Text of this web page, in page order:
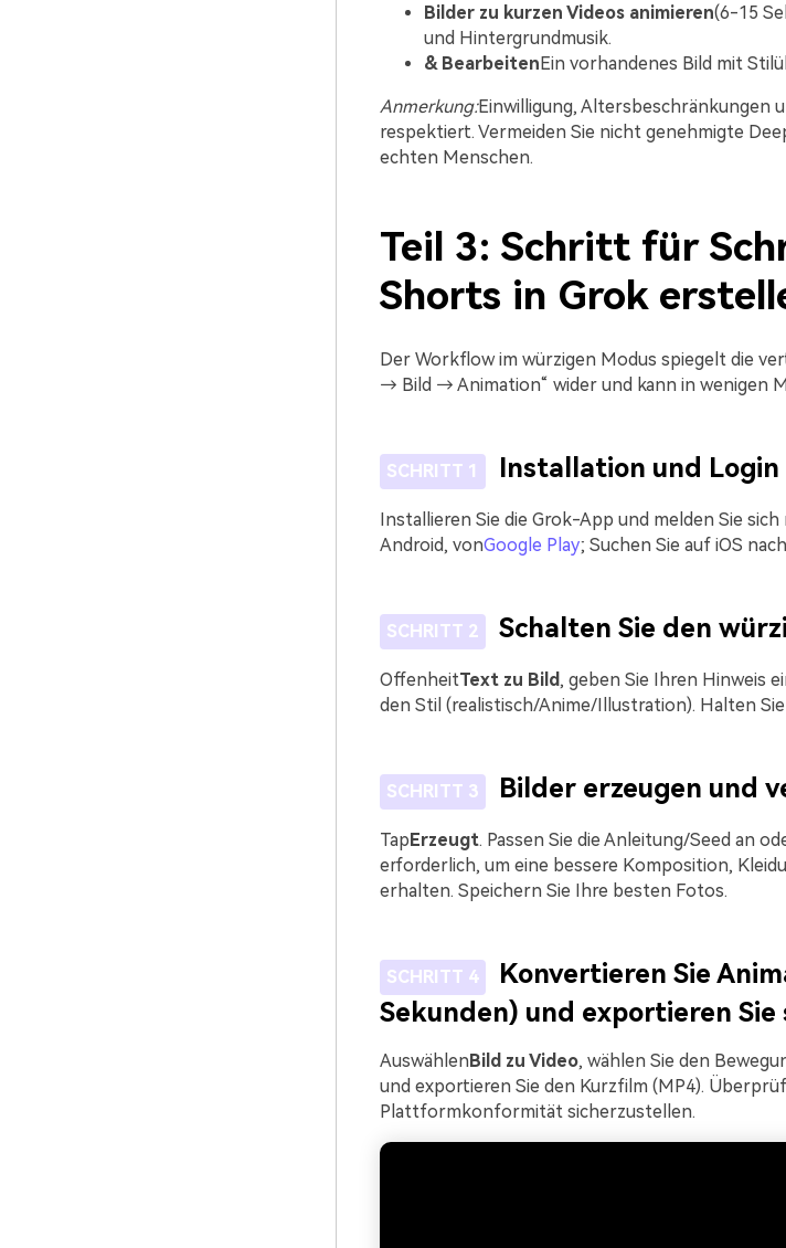
Bilder zu kurzen Videos animieren(6-15
und Hintergrundmusik.
& Bearbeiten Ein vorhandenes Bild mit
Anmerkung:Einwilligung, Altersbeschränkungen
respektiert. Vermeiden Sie nicht genehmigte
echten Menschen.
Teil 3: Schritt für
Shorts in Grok
Der Workflow im würzigen Modus spiegelt die
→ Bild → Animation“ wider und kann in wenigen
SCHRITT 1 Installation und Login
Installieren Sie die Grok-App und melden Sie
Android, vonGoogle Play; Suchen Sie auf iOS
SCHRITT 2 Schalten Sie den
OffenheitText zu Bild, geben Sie Ihren Hinweis
den Stil (realistisch/Anime/Illustration). Halten
SCHRITT 3 Bilder erzeugen und
Tap Erzeugt. Passen Sie die Anleitung/Seed an
erforderlich, um eine bessere Komposition,
erhalten. Speichern Sie Ihre besten Fotos.
SCHRITT 4
Konvertieren Sie
Sekunden) und exportieren Sie
AuswählenBild zu Video, wählen Sie den
und exportieren Sie den Kurzfilm (MP4).
Plattformkonformität sicherzustellen.